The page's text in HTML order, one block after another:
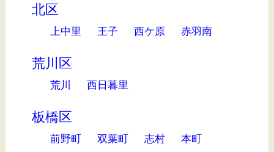
北区
上中里 王子 西ケ原 赤羽南
荒川区
荒川 西日暮里
板橋区
前野町 双葉町 志村
本町